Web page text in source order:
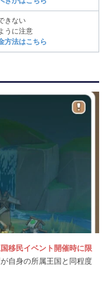
きない
うに注意
方法はこちら
移民イベント開催時に限
自身の所属王国と同程度